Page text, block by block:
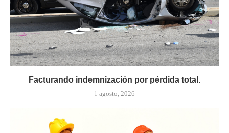
Facturando indemnización por pérdida total.
1 agosto, 2026